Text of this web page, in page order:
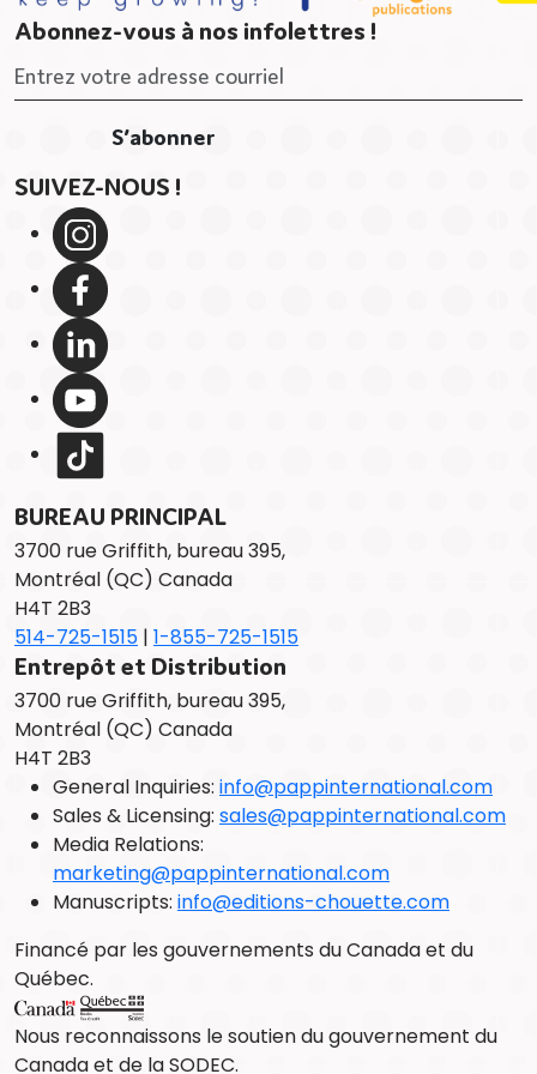
Abonnez-vous à nos infolettres !
SUIVEZ-NOUS !
BUREAU PRINCIPAL
3700 rue Griffith, bureau 395,
Montréal (QC) Canada
H4T 2B3
514-725-1515 | 1-855-725-1515
Entrepôt et Distribution
3700 rue Griffith, bureau 395,
Montréal (QC) Canada
H4T 2B3
General Inquiries: info@pappinternational.com
Sales & Licensing: sales@pappinternational.com
Media Relations:
marketing@pappinternational.com
Manuscripts: info@editions-chouette.com
Financé par les gouvernements du Canada et du
Québec.
Nous reconnaissons le soutien du gouvernement du
Canada et de la SODEC.